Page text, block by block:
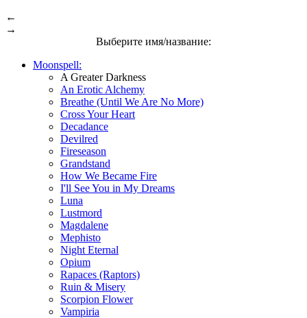
←
→
Выберите имя/название:
Moonspell:
A Greater Darkness
An Erotic Alchemy
Breathe (Until We Are No More)
Cross Your Heart
Decadance
Devilred
Fireseason
Grandstand
How We Became Fire
I'll See You in My Dreams
Luna
Lustmord
Magdalene
Mephisto
Night Eternal
Opium
Rapaces (Raptors)
Ruin & Misery
Scorpion Flower
Vampiria